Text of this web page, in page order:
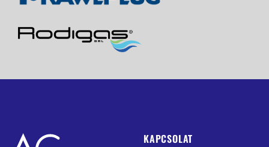
KAPCSOLAT